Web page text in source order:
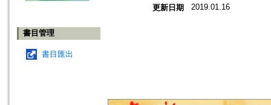
書目管理
書目匯出
更新日期 2019.01.16